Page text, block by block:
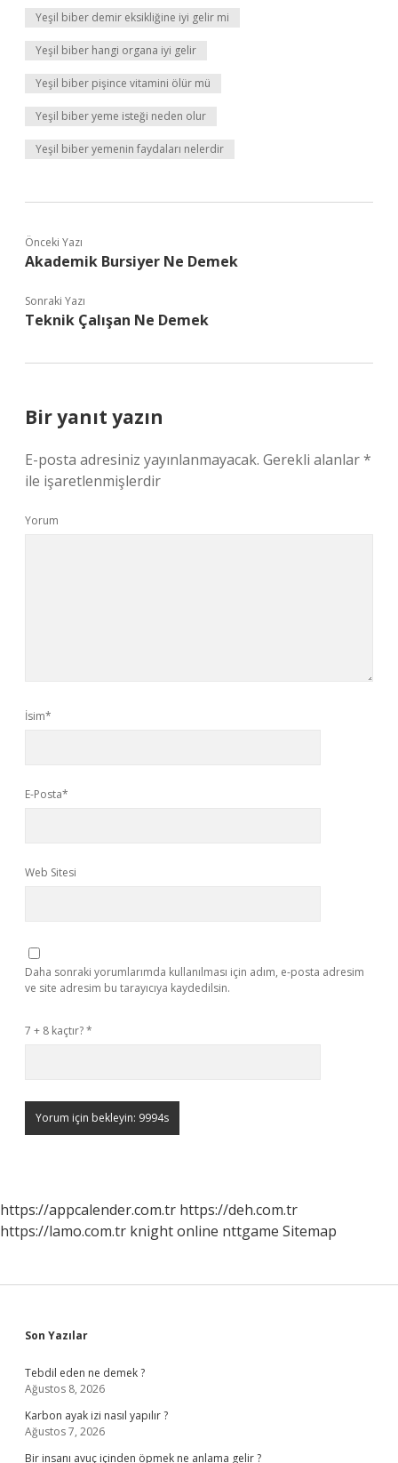
Yeşil biber demir eksikliğine iyi gelir mi
Yeşil biber hangi organa iyi gelir
Yeşil biber pişince vitamini ölür mü
Yeşil biber yeme isteği neden olur
Yeşil biber yemenin faydaları nelerdir
Önceki Yazı
Akademik Bursiyer Ne Demek
Sonraki Yazı
Teknik Çalışan Ne Demek
Bir yanıt yazın
E-posta adresiniz yayınlanmayacak. Gerekli alanlar*
ile işaretlenmişlerdir
Yorum
İsim*
E-Posta*
Web Sitesi
Daha sonraki yorumlarımda kullanılması için adım, e-posta adresim
ve site adresim bu tarayıcıya kaydedilsin.
7 + 8 kaçtır?*
https://appcalender.com.tr https://deh.com.tr
https://lamo.com.tr knight online nttgame Sitemap
Sidebar
Son Yazılar
Tebdil eden ne demek ?
Ağustos 8, 2026
Karbon ayak izi nasıl yapılır ?
Ağustos 7, 2026
Bir insanı avuç içinden öpmek ne anlama gelir ?